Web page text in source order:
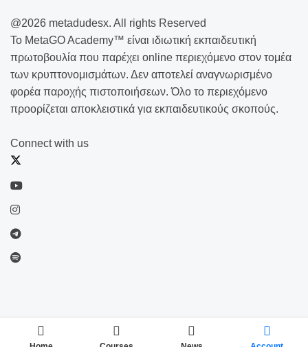
@2026 metadudesx. All rights Reserved
Το MetaGO Academy™ είναι ιδιωτική εκπαιδευτική
πρωτοβουλία που παρέχει online περιεχόμενο στον τομέα
των κρυπτονομισμάτων. Δεν αποτελεί αναγνωρισμένο
φορέα παροχής πιστοποιήσεων. Όλο το περιεχόμενο
προορίζεται αποκλειστικά για εκπαιδευτικούς σκοπούς.
Connect with us